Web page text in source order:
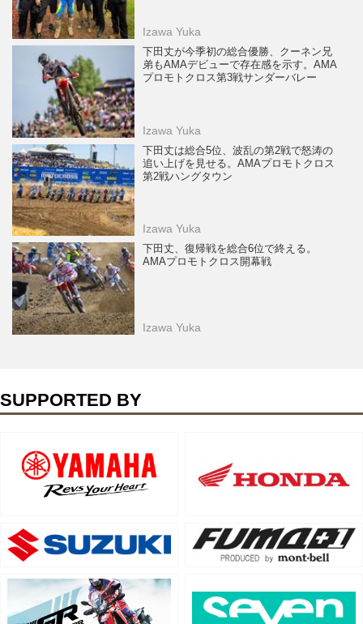
Izawa Yuka
下田丈が今季初の総合優勝、クーネン兄
弟もAMAデビューで存在感を示す。AMA
プロモトクロス第3戦サンダーバレー
Izawa Yuka
下田丈は総合5位、波乱の第2戦で怒涛の
追い上げを見せる。AMAプロモトクロス
第2戦ハングタウン
Izawa Yuka
下田丈、復帰戦を総合6位で終える。
AMAプロモトクロス開幕戦
Izawa Yuka
SUPPORTED BY